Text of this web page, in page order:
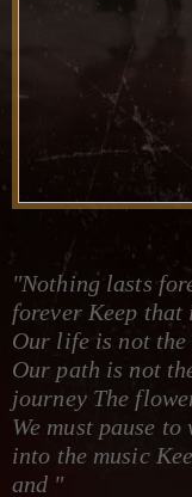
"Nothing lasts
forever Keep that
Our life is not the
Our path is not
journey The
We must pause
into the music
and "